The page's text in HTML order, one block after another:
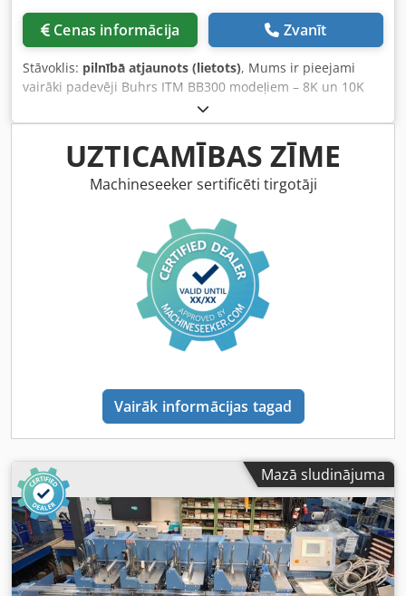
Cenas informācija Zvanīt
Stāvoklis: pilnībā atjaunots (lietots), Mums ir pieejami
vairāki padevēji Buhrs ITM BB300 modeļiem – 8K un 10K
versijām. AS25 virzāmā padevēja sistēmas 8K un 10K
versijām Cedpfx Acetuk Rbj Iorf AT25 rotācijas padevēja 8K
un 10K versijām Sazinieties ar mums un informējiet, kas
Jums nepieciešams. Mums noteikti būs pareizais
UZTICAMĪBAS ZĪME
Machineseeker sertificēti tirgotāji
Vairāk informācijas tagad
Mazā sludinājuma